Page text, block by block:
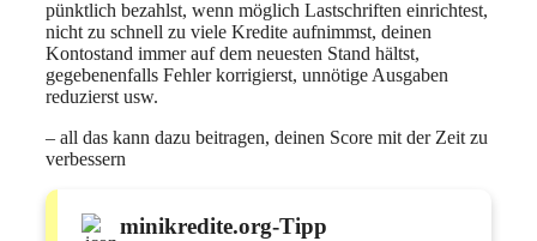
pünktlich bezahlst, wenn möglich Lastschriften einrichtest,
nicht zu schnell zu viele Kredite aufnimmst, deinen
Kontostand immer auf dem neuesten Stand hältst,
gegebenenfalls Fehler korrigierst, unnötige Ausgaben
reduzierst usw.
– all das kann dazu beitragen, deinen Score mit der Zeit zu
verbessern
minikredite.org-Tipp